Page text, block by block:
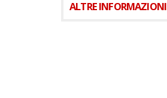
ALTRE INFORMAZIONI